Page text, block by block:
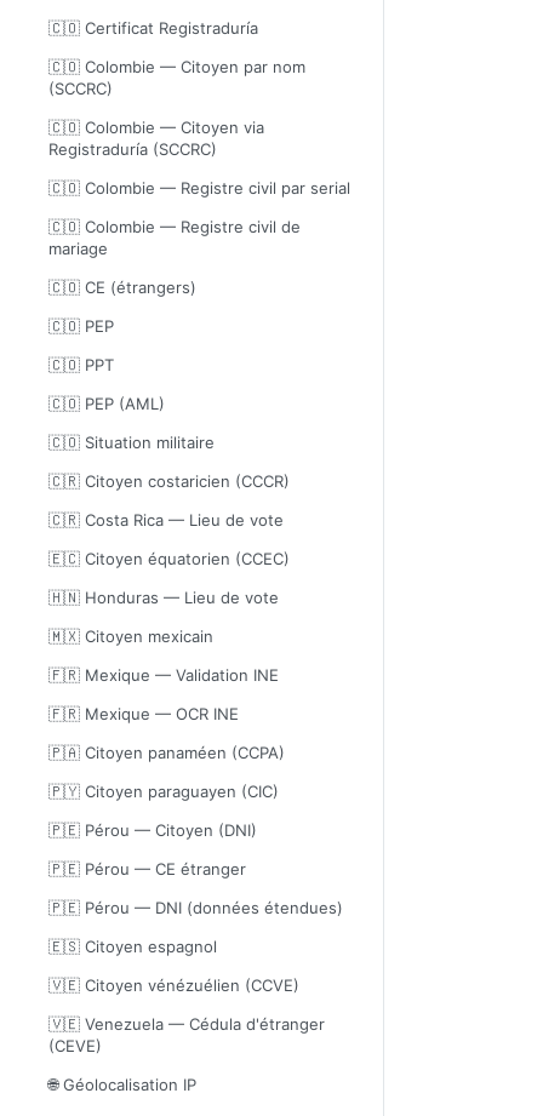
🇨🇴 Certificat Registraduría
🇨🇴 Colombie — Citoyen par nom
(SCCRC)
🇨🇴 Colombie — Citoyen via
Registraduría (SCCRC)
🇨🇴 Colombie — Registre civil par serial
🇨🇴 Colombie — Registre civil de
mariage
🇨🇴 CE (étrangers)
🇨🇴 PEP
🇨🇴 PPT
🇨🇴 PEP (AML)
🇨🇴 Situation militaire
🇨🇷 Citoyen costaricien (CCCR)
🇨🇷 Costa Rica — Lieu de vote
🇪🇨 Citoyen équatorien (CCEC)
🇭🇳 Honduras — Lieu de vote
🇲🇽 Citoyen mexicain
🇫🇷 Mexique — Validation INE
🇫🇷 Mexique — OCR INE
🇵🇦 Citoyen panaméen (CCPA)
🇵🇾 Citoyen paraguayen (CIC)
🇵🇪 Pérou — Citoyen (DNI)
🇵🇪 Pérou — CE étranger
🇵🇪 Pérou — DNI (données étendues)
🇪🇸 Citoyen espagnol
🇻🇪 Citoyen vénézuélien (CCVE)
🇻🇪 Venezuela — Cédula d'étranger
(CEVE)
🌐 Géolocalisation IP